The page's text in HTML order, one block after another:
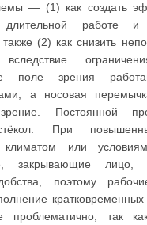
— (1) как создать
работе
(2) как снизить
поле зрения
а носовая
Постоянной
При
климатом или
закрывающие лицо,
поэтому
проблематично, так